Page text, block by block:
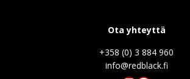
Ota yhteyttä
+358 (0) 3 884 960
info@redblack.f